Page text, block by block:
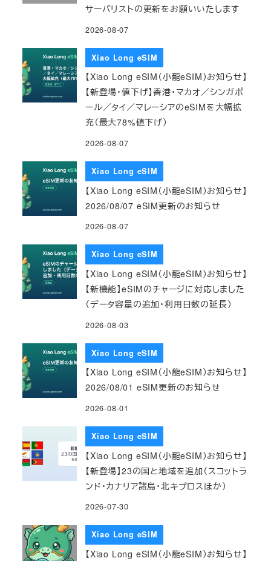
サーバリストの更新をお願いいたします
2026-08-07
Xiao Long eSIM
【Xiao Long eSIM（小龍eSIM）お知らせ】
【新登場・値下げ】香港・マカオ／シンガポ
ール／タイ／マレーシアのeSIMを大幅拡
充（最大78%値下げ）
2026-08-07
Xiao Long eSIM
【Xiao Long eSIM（小龍eSIM）お知らせ】
2026/08/07 eSIM更新のお知らせ
2026-08-07
Xiao Long eSIM
【Xiao Long eSIM（小龍eSIM）お知らせ】
【新機能】eSIMのチャージに対応しました
（データ容量の追加・利用日数の延長）
2026-08-03
Xiao Long eSIM
【Xiao Long eSIM（小龍eSIM）お知らせ】
2026/08/01 eSIM更新のお知らせ
2026-08-01
Xiao Long eSIM
【Xiao Long eSIM（小龍eSIM）お知らせ】
【新登場】23の国と地域を追加（スコットラ
ンド・カナリア諸島・北キプロスほか）
2026-07-30
Xiao Long eSIM
【Xiao Long eSIM（小龍eSIM）お知らせ】